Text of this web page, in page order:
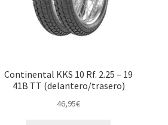
Continental KKS 10 Rf. 2.25 – 19
41B TT (delantero/trasero)
46,95€